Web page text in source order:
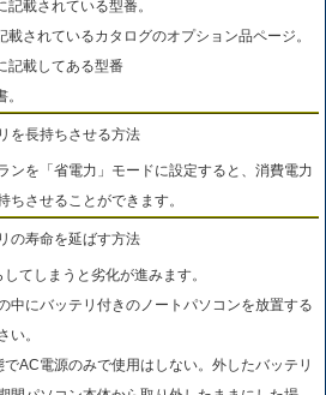
載されている型番。
されているカタログのオプション品ページ。
記載してある型番
を長持ちさせる方法
ンを「省電力」モードに設定すると、消費電力
ちさせることができます。
の寿命を延ばす方法
てしまうと劣化が進みます。
中にバッテリ付きのノートパソコンを放置する
い。
AC電源のみで使用はしない。外したバッテリ